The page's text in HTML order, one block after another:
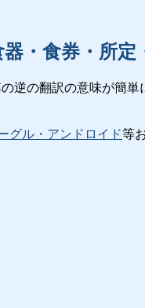
・食券・所定
逆の翻訳の意味が簡
グル・アンドロイド等